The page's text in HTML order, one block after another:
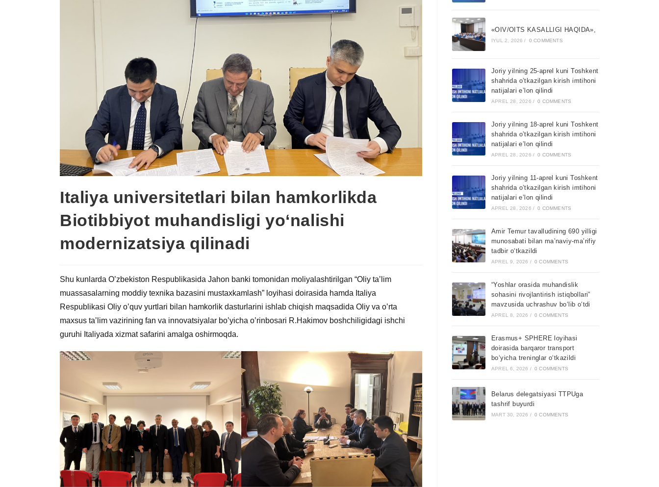
Italiya universitetlari bilan hamkorlikda
Biotibbiyot muhandisligi yo‘nalishi
modernizatsiya qilinadi
Shu kunlarda Oʼzbekiston Respublikasida Jahon banki tomonidan moliyalashtirilgan “Oliy taʼlim
muassasalarning moddiy texnika bazasini mustaxkamlash” loyihasi doirasida hamda Italiya
Respublikasi Oliy oʼquv yurtlari bilan hamkorlik dasturlarini ishlab chiqish maqsadida Oliy va oʼrta
maxsus taʼlim vazirining fan va innovatsiyalar boʼyicha oʼrinbosari R.Hakimov boshchiligidagi ishchi
guruhi Italiyada xizmat safarini amalga oshirmoqda.
«OIV/OITS KASALLIGI HAQIDA»,
IYUL 2, 2026 / 0 COMMENTS
Joriy yilning 25-aprel kuni Toshkent
shahrida o’tkazilgan kirish imtihoni
natijalari e’lon qilindi
APREL 28, 2026 / 0 COMMENTS
Joriy yilning 18-aprel kuni Toshkent
shahrida o’tkazilgan kirish imtihoni
natijalari e’lon qilindi
APREL 28, 2026 / 0 COMMENTS
Joriy yilning 11-aprel kuni Toshkent
shahrida o’tkazilgan kirish imtihoni
natijalari e’lon qilindi
APREL 28, 2026 / 0 COMMENTS
Amir Temur tavalludining 690 yilligi
munosabati bilan ma’naviy-ma’rifiy
tadbir o‘tkazildi
APREL 9, 2026 / 0 COMMENTS
“Yoshlar orasida muhandislik
sohasini rivojlantirish istiqbollari”
mavzusida uchrashuv bo‘lib o‘tdi
APREL 8, 2026 / 0 COMMENTS
Erasmus+ SPHERE loyihasi
doirasida barqaror transport
bo‘yicha treninglar o‘tkazildi
APREL 6, 2026 / 0 COMMENTS
Belarus delegatsiyasi TTPUga
tashrif buyurdi
MART 30, 2026 / 0 COMMENTS